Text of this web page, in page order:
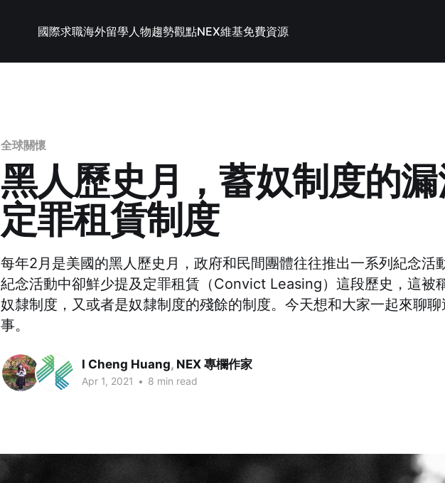
國際求職海外留學人物趨勢觀點NEX維基免費資源
全球關懷
黑人歷史月，蓄奴制度的
定罪租賃制度
每年2月是美國的黑人歷史月，政府和民間團體往往推出一系列紀念活
紀念活動中卻鮮少提及定罪租賃（Convict Leasing）這段歷史，這被
奴隸制度，又或者是奴隸制度的殘餘的制度。今天想和大家一起來聊
事。
I Cheng Huang, NEX 專欄作家
Apr 1, 2021 • 8 min read